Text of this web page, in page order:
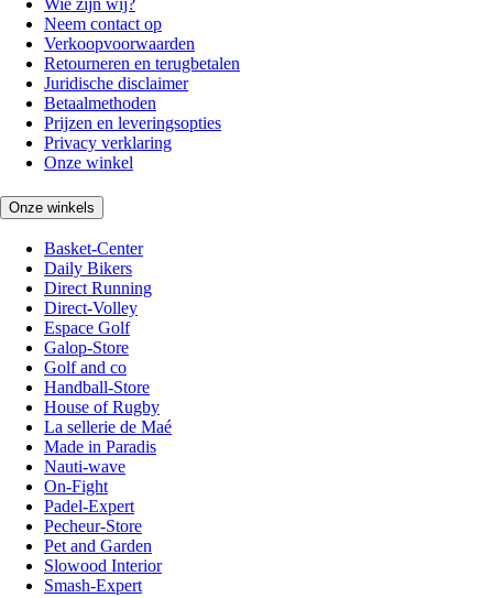
Neem contact op
Verkoopvoorwaarden
Retourneren en terugbetalen
Juridische disclaimer
Betaalmethoden
Prijzen en leveringsopties
Privacy verklaring
Onze winkel
Onze winkels
Basket-Center
Daily Bikers
Direct Running
Direct-Volley
Espace Golf
Galop-Store
Golf and co
Handball-Store
House of Rugby
La sellerie de Maé
Made in Paradis
Nauti-wave
On-Fight
Padel-Expert
Pecheur-Store
Pet and Garden
Slowood Interior
Smash-Expert